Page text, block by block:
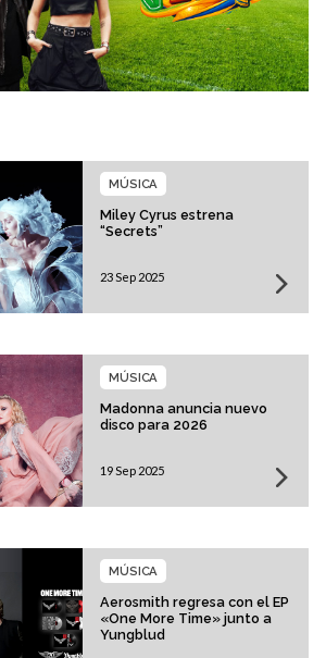
Miley Cyrus estrena
“Secrets”
MÚSICA
23 Sep 2025
Madonna anuncia nuevo
disco para 2026
MÚSICA
19 Sep 2025
Aerosmith regresa con el EP
«One More Time» junto a
Yungblud
MÚSICA